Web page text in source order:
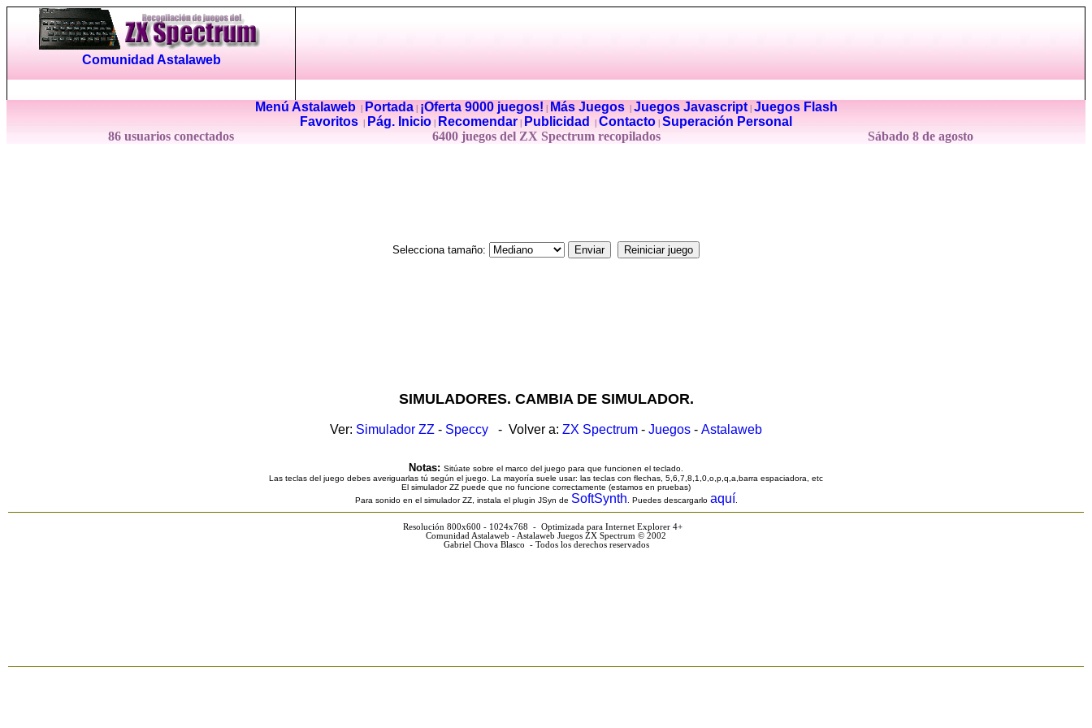
Comunidad Astalaweb
Menú Astalaweb| Portada| ¡Oferta 9000 juegos! Más Juegos| Juegos Javascript| Juegos Flash
Favoritos
Pág. Inicio Recomendar Publicidad Contacto Superación Personal
86 usuarios conectados
6400 juegos del ZX Spectrum recopilados Sábado 8 de agosto
Selecciona tamaño:
SIMULADORES. CAMBIA DE SIMULADOR.
Ver: Simulador ZZ - Speccy - Volver a: ZX Spectrum - Juegos - Astalaweb
Notas: Sitúate sobre el marco del juego para que funcionen el teclado.
Las teclas del juego debes averiguarlas tú según el juego. La mayoría suele usar: las teclas con flechas, 5,6,7,8,1,0,o,p,q,a,barra espaciadora, etc
El simulador ZZ puede que no funcione correctamente (estamos en pruebas)
Para sonido en el simulador ZZ, instala el plugin JSyn de SoftSynth . Puedes descargarlo aquí
Resolución 800x600 - 1024x768 - Optimizada para Internet Explorer 4+
Comunidad Astalaweb - Astalaweb Juegos ZX Spectrum © 2002
Gabriel Chova Blasco - Todos los derechos reservados